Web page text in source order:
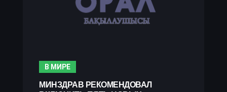
В МИРЕ
МИНЗДРАВ РЕКОМЕНДОВАЛ